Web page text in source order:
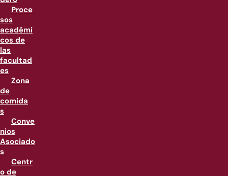
Proce
sos
académi
cos de
las
facultad
es
Zona
de
comida
s
Conve
nios
Asociado
s
Centr
o de